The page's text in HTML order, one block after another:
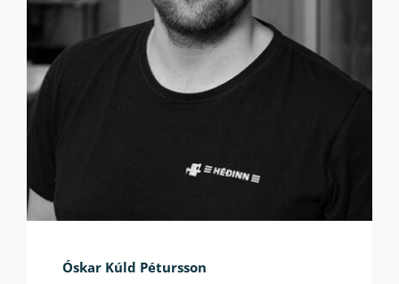
Óskar Kúld Pétursson